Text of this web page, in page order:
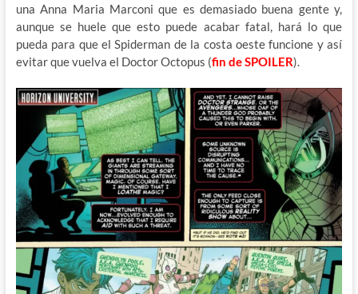
una Anna Maria Marconi que es demasiado buena gente y,
aunque se huele que esto puede acabar fatal, hará lo que
pueda para que el Spiderman de la costa oeste funcione y así
evitar que vuelva el Doctor Octopus (fin de SPOILER).